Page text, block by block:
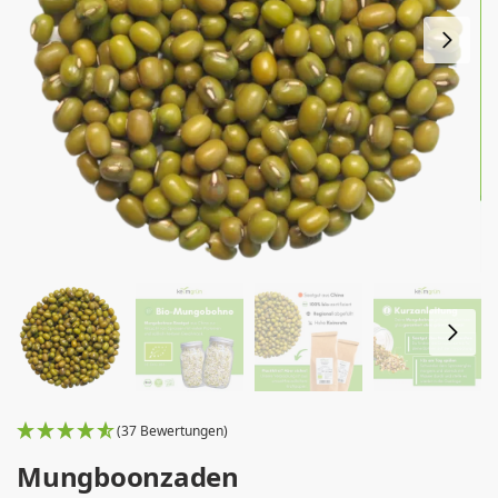
(37 Bewertungen)
Mungboonzaden